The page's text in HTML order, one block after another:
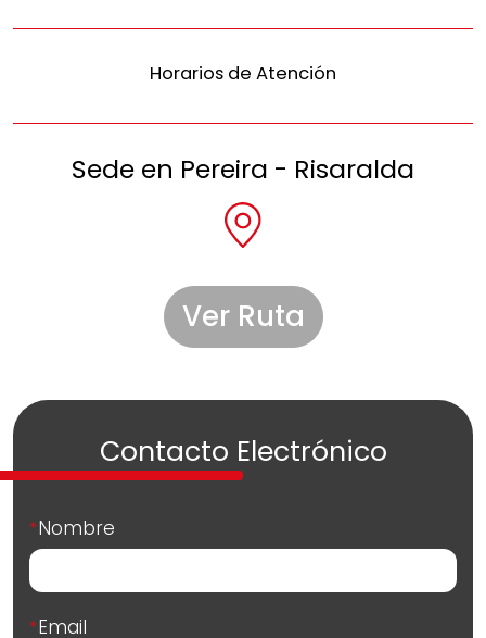
Horarios de Atención
Sede en Pereira - Risaralda
Ver Ruta
Contacto Electrónico
*Nombre
*Email